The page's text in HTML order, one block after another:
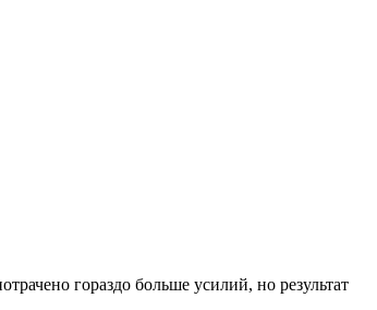
гораздо больше усилий, но результат